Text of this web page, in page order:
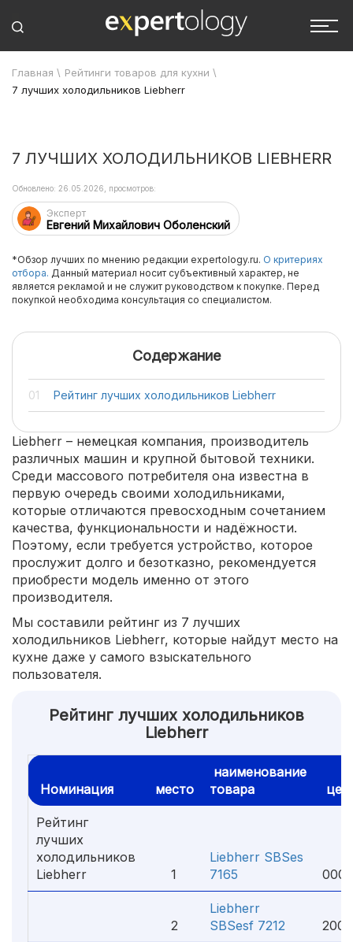
Главная \ Рейтинги товаров для кухни \
7 лучших холодильников Liebherr
7 ЛУЧШИХ ХОЛОДИЛЬНИКОВ LIEBHERR
Эксперт
Евгений Михайлович Оболенский
Обновлено: 26.05.2026, просмотров:
*Обзор лучших по мнению редакции expertology.ru. О критериях
отбора. Данный материал носит субъективный характер, не
является рекламой и не служит руководством к покупке. Перед
покупкой необходима консультация со специалистом.
Содержание
Рейтинг лучших холодильников Liebherr
Liebherr – немецкая компания, производитель
различных машин и крупной бытовой техники.
Среди массового потребителя она известна в
первую очередь своими холодильниками,
которые отличаются превосходным сочетанием
качества, функциональности и надёжности.
Поэтому, если требуется устройство, которое
прослужит долго и безотказно, рекомендуется
приобрести модель именно от этого
производителя.
Мы составили рейтинг из 7 лучших
холодильников Liebherr, которые найдут место на
кухне даже у самого взыскательного
пользователя.
Рейтинг лучших холодильников
Liebherr
Номинация место
наименование
товара
Рейтинг
лучших
холодильников
Liebherr
1
Liebherr SBSes
7165
000
2
Liebherr
SBSesf 7212
200